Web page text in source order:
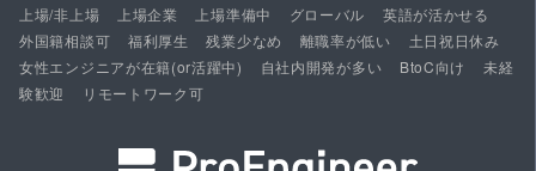
上場/非上場
上場企業 上場準備中 グローバル
英語が活かせる
外国籍相談可
福利厚生 残業少なめ 離職率が低い
土日祝日休み
女性エンジニアが在籍(or活躍中)
自社内開発が多い BtoC向け
未経
験歓迎
リモートワーク可